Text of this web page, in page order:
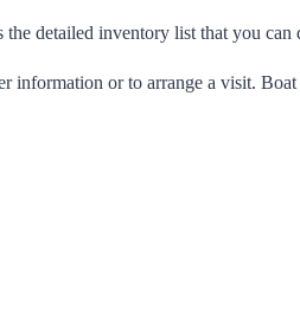
the detailed inventory list that you
information or to arrange a visit.